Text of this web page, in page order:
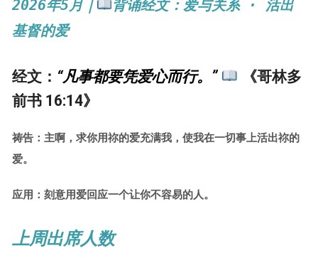
2026年5月｜ 背诵经文：爱与关系 · 活出
基督的爱
经文： “凡事都要凭爱心而行。”
《哥林多
前书 16:14》
祷告：主啊，求你用祢的爱充满我，使我在一切事上活出祢的
爱。
应用：刻意用爱回应一个让你不容易的人。
上周出席人数